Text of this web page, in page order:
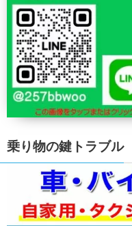
乗り物の鍵トラブル